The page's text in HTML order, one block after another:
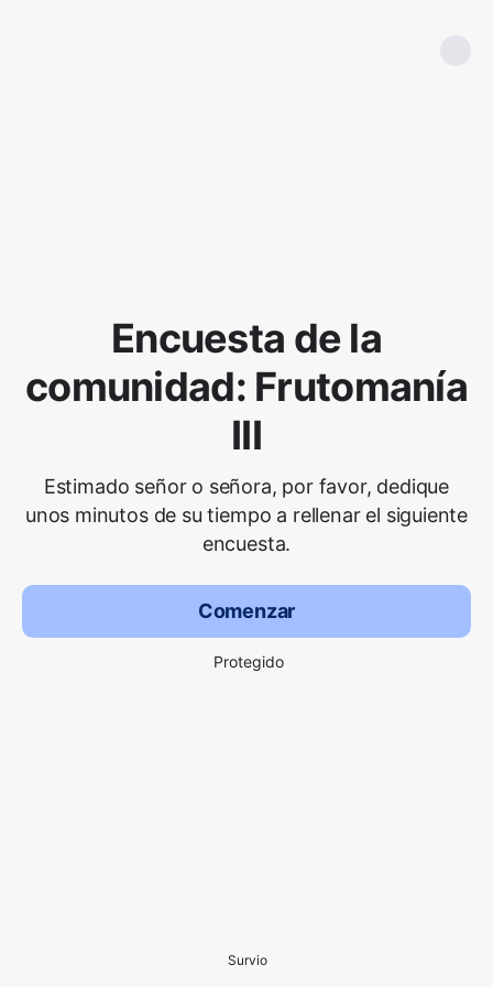
Encuesta de la
comunidad: Frutomanía
III
Estimado señor o señora, por favor, dedique
unos minutos de su tiempo a rellenar el siguiente
encuesta.
Comenzar
Protegido
Survio